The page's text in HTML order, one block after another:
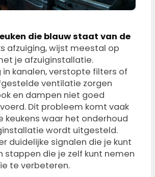
die blauw staat van de
afzuiging, wijst meestal op
je afzuiginstallatie.
kanalen, verstopte filters of
ventilatie zorgen
en dampen niet goed
Dit probleem komt vaak
keukens waar het onderhoud
wordt uitgesteld.
duidelijke signalen die je kunt
stappen die je zelf kunt nemen
te verbeteren.